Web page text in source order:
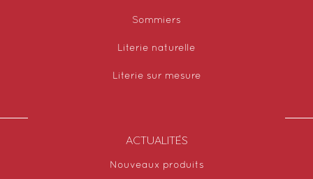
Sommiers
Literie naturelle
Literie sur mesure
ACTUALITÉS
Nouveaux produits